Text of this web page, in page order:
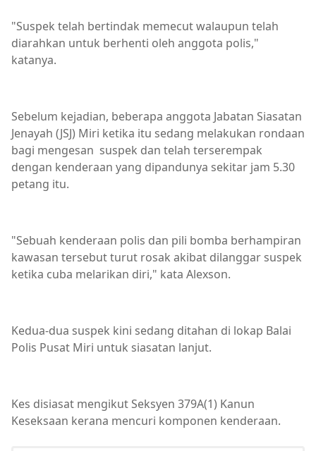
"Suspek telah bertindak memecut walaupun telah
diarahkan untuk berhenti oleh anggota polis,"
katanya.
Sebelum kejadian, beberapa anggota Jabatan Siasatan
Jenayah (JSJ) Miri ketika itu sedang melakukan rondaan
bagi mengesan suspek dan telah terserempak
dengan kenderaan yang dipandunya sekitar jam 5.30
petang itu.
"Sebuah kenderaan polis dan pili bomba berhampiran
kawasan tersebut turut rosak akibat dilanggar suspek
ketika cuba melarikan diri," kata Alexson.
Kedua-dua suspek kini sedang ditahan di lokap Balai
Polis Pusat Miri untuk siasatan lanjut.
Kes disiasat mengikut Seksyen 379A(1) Kanun
Keseksaan kerana mencuri komponen kenderaan.